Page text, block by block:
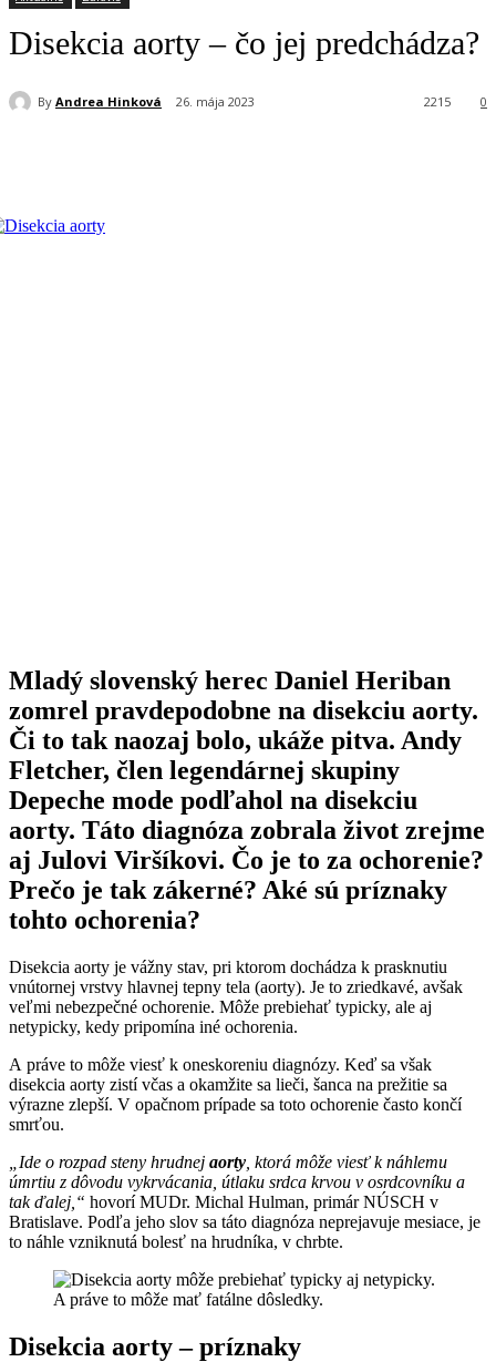
Disekcia aorty – čo jej predchádza?
By Andrea Hinková 26. mája 2023 0
2215
Mladý slovenský herec Daniel Heriban
zomrel pravdepodobne na disekciu aorty.
Či to tak naozaj bolo, ukáže pitva. Andy
Fletcher, člen legendárnej skupiny
Depeche mode podľahol na disekciu
aorty. Táto diagnóza zobrala život zrejme
aj Julovi Viršíkovi. Čo je to za ochorenie?
Prečo je tak zákerné? Aké sú príznaky
tohto ochorenia?
Disekcia aorty je vážny stav, pri ktorom dochádza k prasknutiu
vnútornej vrstvy hlavnej tepny tela (aorty). Je to zriedkavé, avšak
veľmi nebezpečné ochorenie. Môže prebiehať typicky, ale aj
netypicky, kedy pripomína iné ochorenia.
A práve to môže viesť k oneskoreniu diagnózy. Keď sa však
disekcia aorty zistí včas a okamžite sa lieči, šanca na prežitie sa
výrazne zlepší. V opačnom prípade sa toto ochorenie často končí
smrťou.
„Ide o rozpad steny hrudnej aorty , ktorá môže viesť k náhlemu
úmrtiu z dôvodu vykrvácania, útlaku srdca krvou v osrdcovníku a
tak ďalej,“ hovorí MUDr. Michal Hulman, primár NÚSCH v
Bratislave. Podľa jeho slov sa táto diagnóza neprejavuje mesiace, je
to náhle vzniknutá bolesť na hrudníka, v chrbte.
Disekcia aorty – príznaky